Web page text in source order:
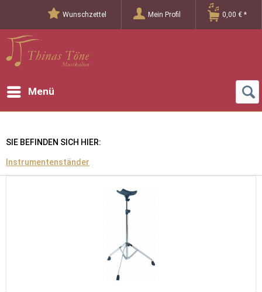
Wunschzettel Mein Profil 0,00 € *
Menü
SIE BEFINDEN SICH HIER:
Instrumentenständer